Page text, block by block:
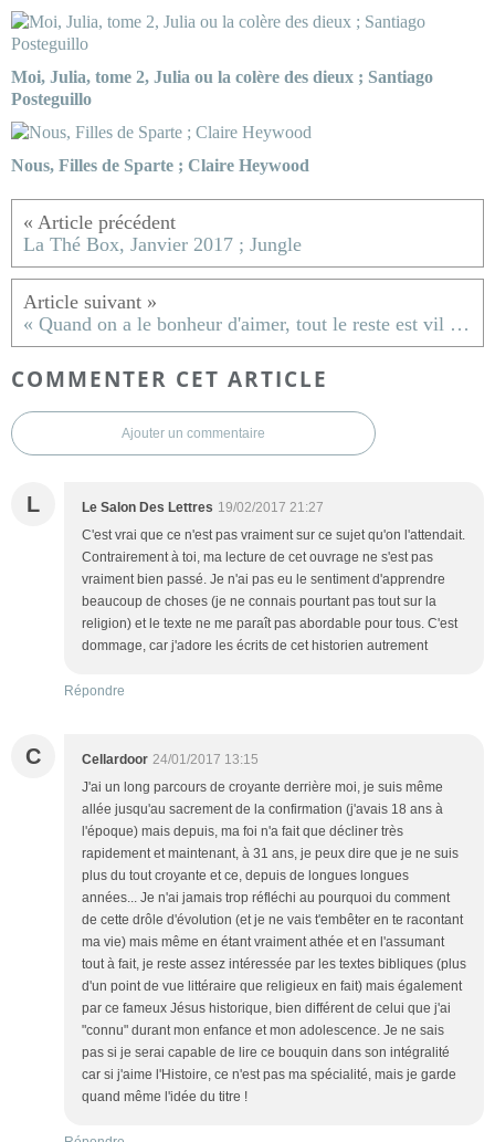
Moi, Julia, tome 2, Julia ou la colère des dieux ; Santiago
Posteguillo
Nous, Filles de Sparte ; Claire Heywood
La Thé Box, Janvier 2017 ; Jungle
« Quand on a le bonheur d'aimer, tout le reste est vil sur la Terre », lettres d'amour à Amélie Houret de la Morinaie, 1787-1799 ; Pierre Caron de Beaumarchais
COMMENTER CET ARTICLE
Ajouter un commentaire
L Le Salon Des Lettres 19/02/2017 21:27
C'est vrai que ce n'est pas vraiment sur ce sujet qu'on l'attendait.
Contrairement à toi, ma lecture de cet ouvrage ne s'est pas
vraiment bien passé. Je n'ai pas eu le sentiment d'apprendre
beaucoup de choses (je ne connais pourtant pas tout sur la
religion) et le texte ne me paraît pas abordable pour tous. C'est
dommage, car j'adore les écrits de cet historien autrement
Répondre
C Cellardoor 24/01/2017 13:15
J'ai un long parcours de croyante derrière moi, je suis même
allée jusqu'au sacrement de la confirmation (j'avais 18 ans à
l'époque) mais depuis, ma foi n'a fait que décliner très
rapidement et maintenant, à 31 ans, je peux dire que je ne suis
plus du tout croyante et ce, depuis de longues longues
années... Je n'ai jamais trop réfléchi au pourquoi du comment
de cette drôle d'évolution (et je ne vais t'embêter en te racontant
ma vie) mais même en étant vraiment athée et en l'assumant
tout à fait, je reste assez intéressée par les textes bibliques (plus
d'un point de vue littéraire que religieux en fait) mais également
par ce fameux Jésus historique, bien différent de celui que j'ai
"connu" durant mon enfance et mon adolescence. Je ne sais
pas si je serai capable de lire ce bouquin dans son intégralité
car si j'aime l'Histoire, ce n'est pas ma spécialité, mais je garde
quand même l'idée du titre !